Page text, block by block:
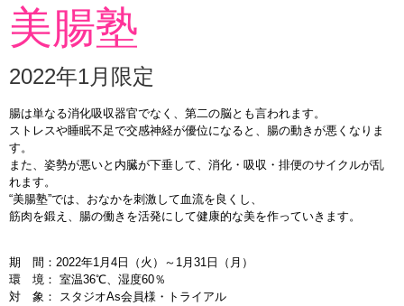
美腸塾
2022年1月限定
腸は単なる消化吸収器官でなく、第二の脳とも言われます。
ストレスや睡眠不足で交感神経が優位になると、腸の動きが悪くなりま
す。
また、姿勢が悪いと内臓が下垂して、消化・吸収・排便のサイクルが乱
れます。
“美腸塾”では、おなかを刺激して血流を良くし、
筋肉を鍛え、腸の働きを活発にして健康的な美を作っていきます。
期 間：2022年1月4日（火）～1月31日（月）
環 境： 室温36℃、湿度60％
対 象： スタジオAs会員様・トライアル